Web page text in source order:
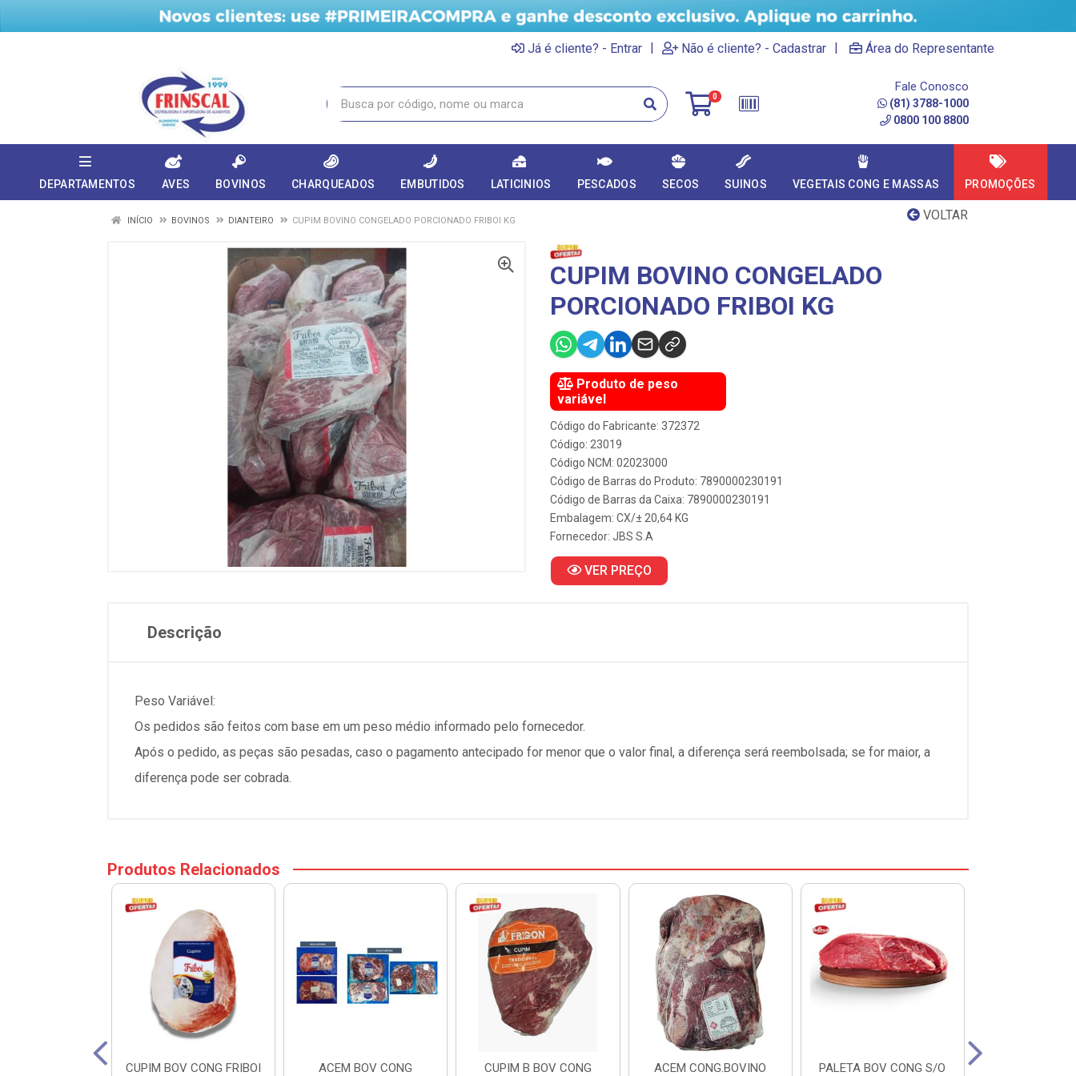
Já é cliente? - Entrar | Não é cliente? - Cadastrar | Área do Representante
0
Fale Conosco
(81) 3788-1000
0800 100 8800
DEPARTAMENTOS AVES BOVINOS CHARQUEADOS EMBUTIDOS LATICINIOS PESCADOS SECOS SUINOS VEGETAIS CONG E MASSAS PROMOÇÕES
VOLTAR
INÍCIO BOVINOS DIANTEIRO CUPIM BOVINO CONGELADO PORCIONADO FRIBOI KG
CUPIM BOVINO CONGELADO
PORCIONADO FRIBOI KG
Produto de peso
variável
Código do Fabricante: 372372
Código: 23019
Código NCM: 02023000
Código de Barras do Produto: 7890000230191
Código de Barras da Caixa: 7890000230191
Embalagem: CX/± 20,64 KG
Fornecedor: JBS S.A
VER PREÇO
Descrição
Peso Variável:
Os pedidos são feitos com base em um peso médio informado pelo fornecedor.
Após o pedido, as peças são pesadas, caso o pagamento antecipado for menor que o valor final, a diferença será reembolsada; se for maior, a
diferença pode ser cobrada.
Produtos Relacionados
CUPIM BOV CONG FRIBOI
ACEM BOV CONG
CUPIM B BOV CONG
ACEM CONG.BOVINO
PALETA BOV CONG S/O